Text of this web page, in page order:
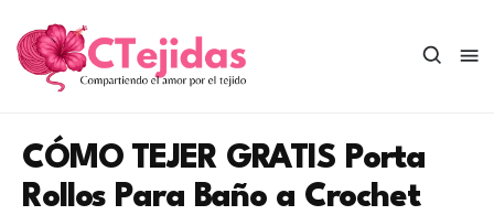
contenido
CÓMO TEJER GRATIS Porta
Rollos Para Baño a Crochet